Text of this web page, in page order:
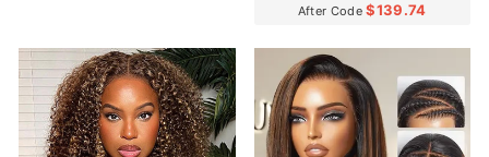
After Code$139.74
Reduziert